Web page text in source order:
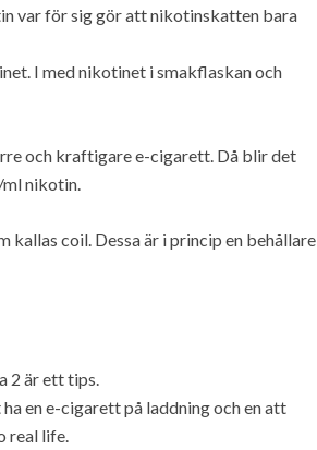
var för sig gör att nikotinskatten bara
I med nikotinet i smakflaskan och
och kraftigare e-cigarett. Då blir det
nikotin.
kallas coil. Dessa är i princip en behållare
2 är ett tips.
en e-cigarett på laddning och en att
real life.